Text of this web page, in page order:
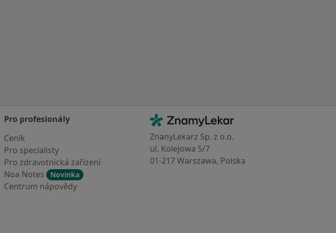
Pro profesionály
Ceník
Pro specialisty
Pro zdravotnická zařízení
Noa Notes
Novinka
Centrum nápovědy
Kontakt
ZnamyLekar - Hlavní stránka
ZnanyLekarz Sp. z o.o.
ul. Kolejowa 5/7
01-217 Warszawa, Polska